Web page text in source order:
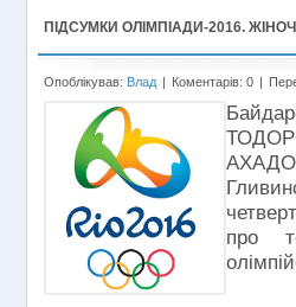
ПІДСУМКИ ОЛІМПІАДИ-2016.
Опоблікував: Влад | Коментарів: 0 |
про